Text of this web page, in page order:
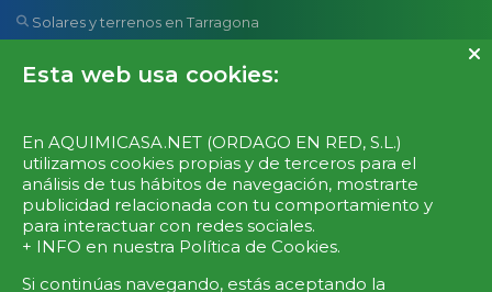
Solares y terrenos en Tarragona
Solares y terrenos en Ávila
Locales comerciales en Cantabria
Locales comerciales en Murcia
Locales comerciales en Málaga
Esta web usa cookies:
En AQUIMICASA.NET (ORDAGO EN RED, S.L.)
utilizamos cookies propias y de terceros para el
análisis de tus hábitos de navegación, mostrarte
publicidad relacionada con tu comportamiento y
para interactuar con redes sociales.
+ INFO en nuestra Política de Cookies.
Si continúas navegando, estás aceptando la